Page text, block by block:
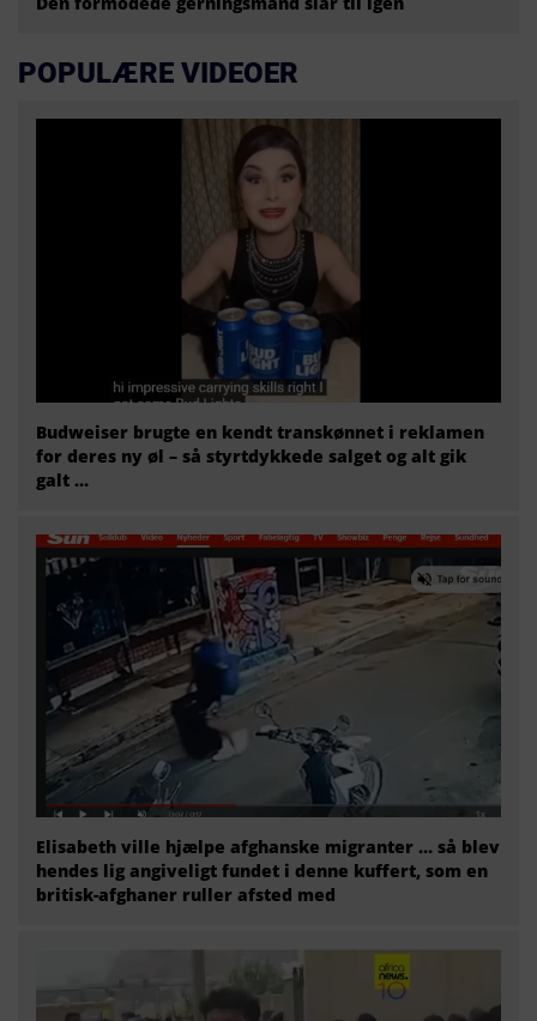
POPULÆRE VIDEOER
Budweiser brugte en kendt transkønnet i reklamen
for deres ny øl – så styrtdykkede salget og alt gik
galt …
Elisabeth ville hjælpe afghanske migranter … så blev
hendes lig angiveligt fundet i denne kuffert, som en
britisk-afghaner ruller afsted med